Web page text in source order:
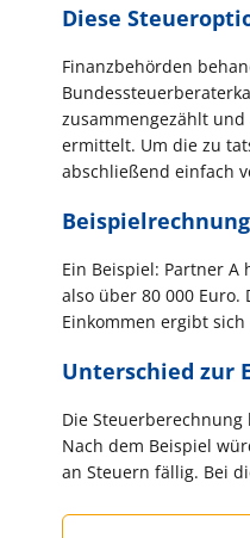
Diese
Finanzbehörden
zusammengezählt
ermittelt. Um die zu
abschließend einfach
Ein Beispiel: Partner A
also über 80 000
Einkommen ergibt
Unterschied zur
Die
Nach dem Beispiel
an Steuern fällig. Bei